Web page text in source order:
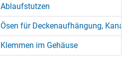
Ablaufstutzen
Ösen für Deckenaufhängung,
Klemmen im Gehäuse